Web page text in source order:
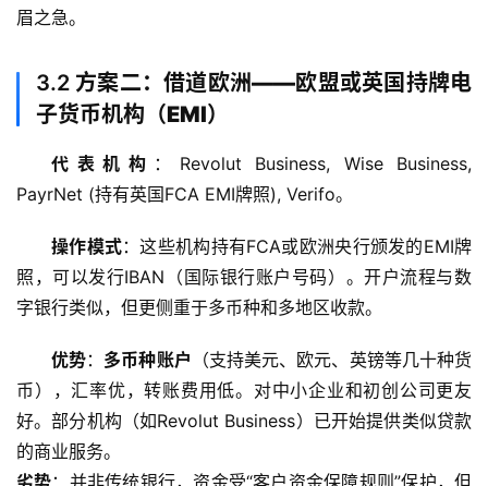
眉之急。
3.2 方案二：借道欧洲——欧盟或英国持牌电
子货币机构（EMI）
代表机构 ：Revolut Business, Wise Business,
PayrNet (持有英国FCA EMI牌照), Verifo。
操作模式：这些机构持有FCA或欧洲央行颁发的EMI牌
照，可以发行IBAN（国际银行账户号码）。开户流程与数
字银行类似，但更侧重于多币种和多地区收款。
优势： 多币种账户 （支持美元、欧元、英镑等几十种货
币），汇率优，转账费用低。对中小企业和初创公司更友
好。部分机构（如Revolut Business）已开始提供类似贷款
的商业服务。